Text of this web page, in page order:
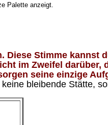
Palette anzeigt.
Stimme kannst
im Zweifel
seine einzige
bleibende Stätte,